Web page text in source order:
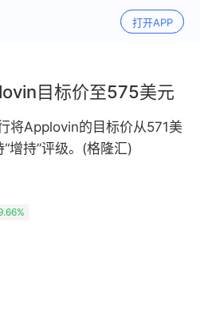
打开APP
目标价至575美元
将Applovin的目标价从571美
增持”评级。(格隆汇)